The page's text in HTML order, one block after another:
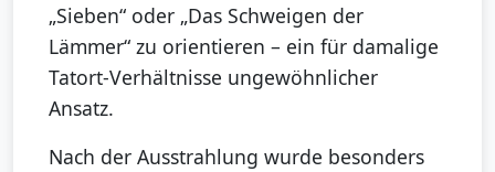
„Sieben“ oder „Das Schweigen der
Lämmer“ zu orientieren – ein für damalige
Tatort-Verhältnisse ungewöhnlicher
Ansatz.
Nach der Ausstrahlung wurde besonders